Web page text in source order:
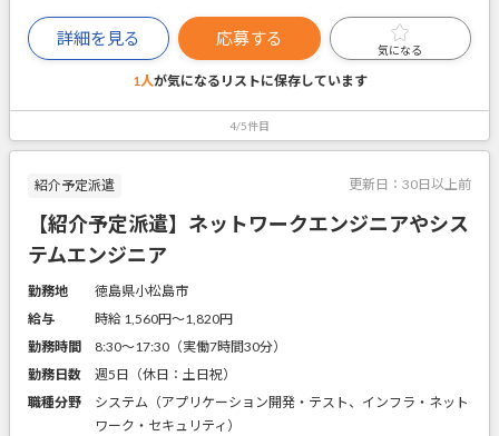
詳細を見る 応募する
気になる
1人が気になるリストに保存しています
4/5件目
紹介予定派遣 更新日： 30日以上前
【紹介予定派遣】ネットワークエンジニアやシス
テムエンジニア
勤務地
徳島県小松島市
給与
時給 1,560円〜1,820円
勤務時間
8:30～17:30（実働7時間30分）
勤務日数
週5日（休日：土日祝）
職種分野
システム（アプリケーション開発・テスト、インフラ・ネット
ワーク・セキュリティ）